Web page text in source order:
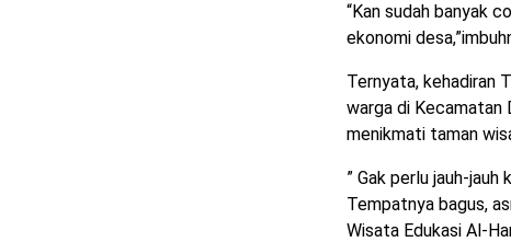
“Kan sudah banyak
ekonomi
Ternyata, kehadiran
warga di Kecamatan
menikmati taman
” Gak perlu jauh-
Tempatnya bagus,
Wisata Edukasi Al-